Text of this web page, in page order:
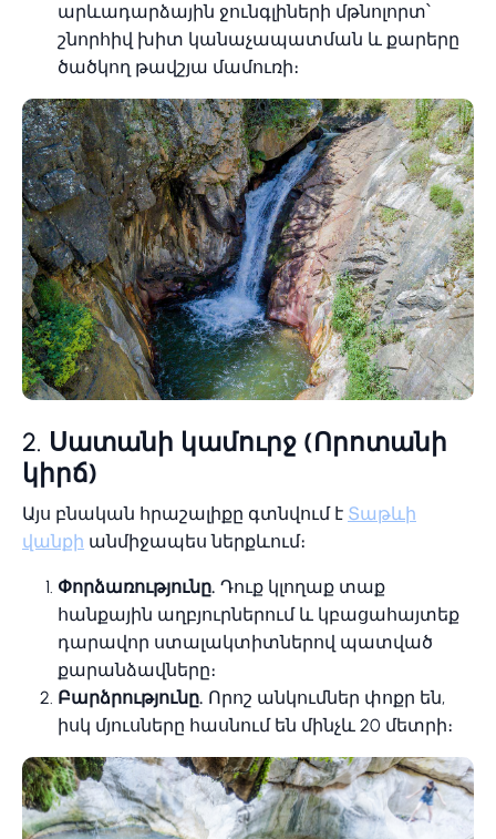
արևադարձային ջունգլիների մթնոլորտ՝
շնորհիվ խիտ կանաչապատման և քարերը
ծածկող թավշյա մամուռի։
2. Սատանի կամուրջ (Որոտանի
կիրճ)
Այս բնական հրաշալիքը գտնվում է Տաթևի
վանքի անմիջապես ներքևում։
Փորձառությունը. Դուք կլողաք տաք
հանքային աղբյուրներում և կբացահայտեք
դարավոր ստալակտիտներով պատված
քարանձավները։
Բարձրությունը. Որոշ անկումներ փոքր են,
իսկ մյուսները հասնում են մինչև 20 մետրի։